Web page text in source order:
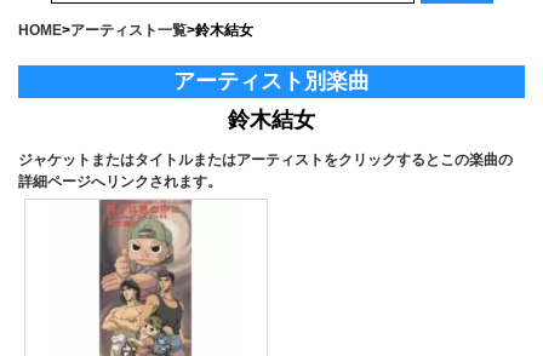
HOME>アーティスト一覧>鈴木結女
アーティスト別楽曲
鈴木結女
ジャケットまたはタイトルまたはアーティストをクリックするとこの楽曲の
詳細ページへリンクされます。